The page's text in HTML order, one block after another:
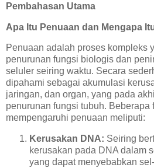
Pembahasan Utama
Apa Itu Penuaan dan Mengapa
Penuaan adalah proses kompleks
penurunan fungsi biologis dan
seluler seiring waktu. Secara
dipahami sebagai akumulasi
jaringan, dan organ, yang pada
penurunan fungsi tubuh. Beberapa
mempengaruhi penuaan meliputi:
Kerusakan DNA: Seiring
kerusakan pada DNA dalam
yang dapat menyebabkan